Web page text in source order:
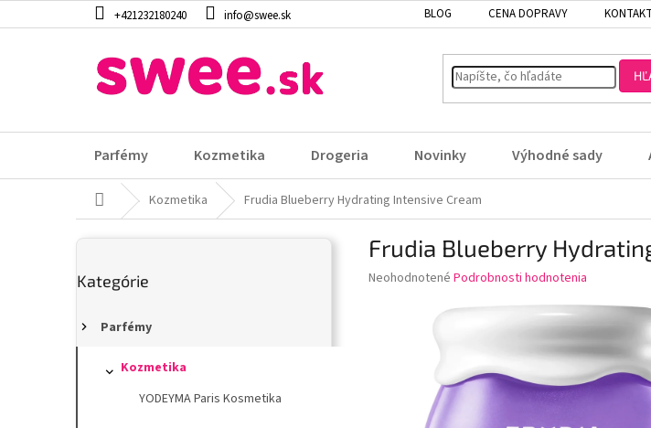
na
+421232180240 info@swee.sk BLOG CENA DOPRAVY
Parfémy Kozmetika Drogeria Novinky Výhodné sady
DomovKozmetika Frudia Blueberry Hydrating Intensive Cream
o
n
p
a
kategórie
Kategórie
Parfémy
Kozmetika
YODEYMA Paris Kosmetika
Frudia Blueberry
Priemerné
Neohodnotené Podrobnosti hodnotenia